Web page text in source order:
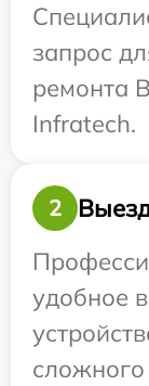
запрос
ремонта
Infratech.
2
удобное